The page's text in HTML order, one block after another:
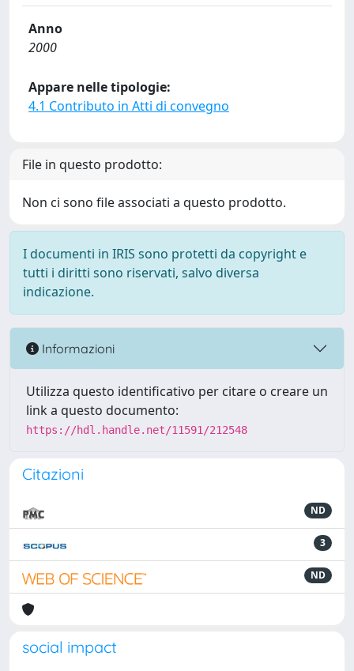
Anno
2000
Appare nelle tipologie:
4.1 Contributo in Atti di convegno
File in questo prodotto:
Non ci sono file associati a questo prodotto.
I documenti in IRIS sono protetti da copyright e
tutti i diritti sono riservati, salvo diversa
indicazione.
Informazioni
Utilizza questo identificativo per citare o creare un
link a questo documento:
https://hdl.handle.net/11591/212548
Citazioni
ND
3
ND
social impact